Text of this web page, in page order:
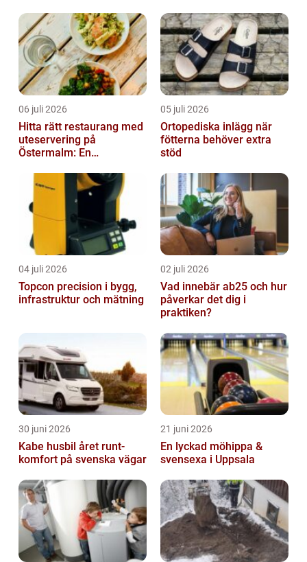
06 juli 2026
Hitta rätt restaurang med
uteservering på
Östermalm: En
i solen
05 juli 2026
Ortopediska inlägg när
fötterna behöver extra
stöd
04 juli 2026
Topcon precision i bygg,
infrastruktur och mätning
02 juli 2026
Vad innebär ab25 och hur
påverkar det dig i
praktiken?
30 juni 2026
Kabe husbil året runt-
komfort på svenska vägar
21 juni 2026
En lyckad möhippa &
svensexa i Uppsala